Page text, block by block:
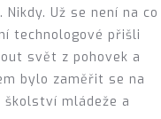
Už se není na co
technologové přišli
svět z pohovek a
bylo zaměřit se na
mládeže a